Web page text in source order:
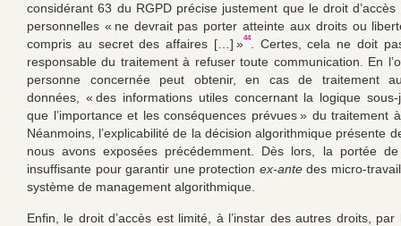
considérant 63 du RGPD précise justement que le droit
personnelles « ne devrait pas porter atteinte aux droits ou
compris au secret des affaires […] »44. Certes, cela ne doit
responsable du traitement à refuser toute communication. En
personne concernée peut obtenir, en cas de traitement
données, « des informations utiles concernant la logique
que l’importance et les conséquences prévues » du traitement
Néanmoins, l’explicabilité de la décision algorithmique présente
nous avons exposées précédemment. Dès lors, la portée
insuffisante pour garantir une protection ex-antedes micro-
système de management algorithmique.
Enfin, le droit d’accès est limité, à l’instar des autres droits, par